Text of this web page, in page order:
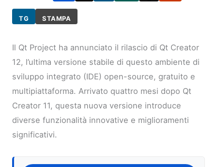
TG STAMPA
Il Qt Project ha annunciato il rilascio di Qt Creator
12, l’ultima versione stabile di questo ambiente di
sviluppo integrato (IDE) open-source, gratuito e
multipiattaforma. Arrivato quattro mesi dopo Qt
Creator 11, questa nuova versione introduce
diverse funzionalità innovative e miglioramenti
significativi.